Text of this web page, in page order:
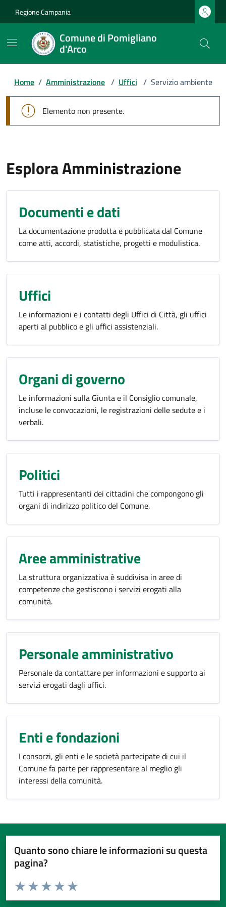
Regione Campania
Comune di Pomigliano
d'Arco
Home / Amministrazione / Uffici / Servizio ambiente
Elemento non presente.
Esplora Amministrazione
Documenti e dati
La documentazione prodotta e pubblicata dal Comune
come atti, accordi, statistiche, progetti e modulistica.
Uffici
Le informazioni e i contatti degli Uffici di Città, gli uffici
aperti al pubblico e gli uffici assistenziali.
Organi di governo
Le informazioni sulla Giunta e il Consiglio comunale,
incluse le convocazioni, le registrazioni delle sedute e i
verbali.
Politici
Tutti i rappresentanti dei cittadini che compongono gli
organi di indirizzo politico del Comune.
Aree amministrative
La struttura organizzativa è suddivisa in aree di
competenze che gestiscono i servizi erogati alla
comunità.
Personale amministrativo
Personale da contattare per informazioni e supporto ai
servizi erogati dagli uffici.
Enti e fondazioni
I consorzi, gli enti e le società partecipate di cui il
Comune fa parte per rappresentare al meglio gli
interessi della comunità.
Quanto sono chiare le informazioni su questa
pagina?
Valuta da 1 a 5 stelle la pagina
Valuta 5 stelle su 5
Valuta 4 stelle su 5
Valuta 3 stelle su 5
Valuta 2 stelle su 5
Valuta 1 stelle su 5